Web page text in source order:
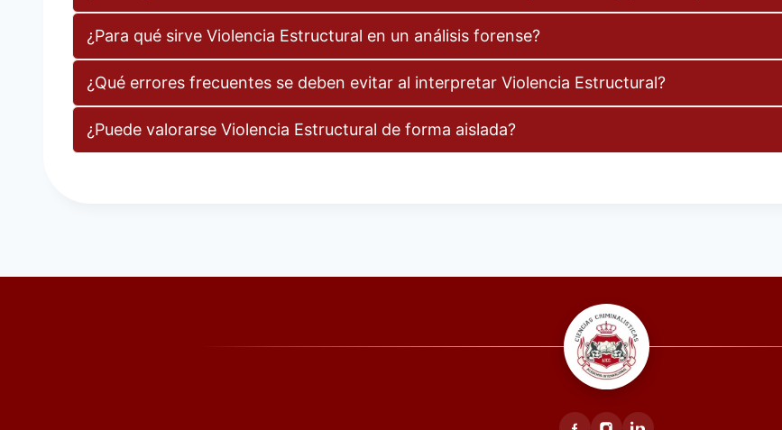
¿Para qué sirve Violencia Estructural en un análisis forense?
¿Qué errores frecuentes se deben evitar al interpretar Violencia Estructural?
¿Puede valorarse Violencia Estructural de forma aislada?